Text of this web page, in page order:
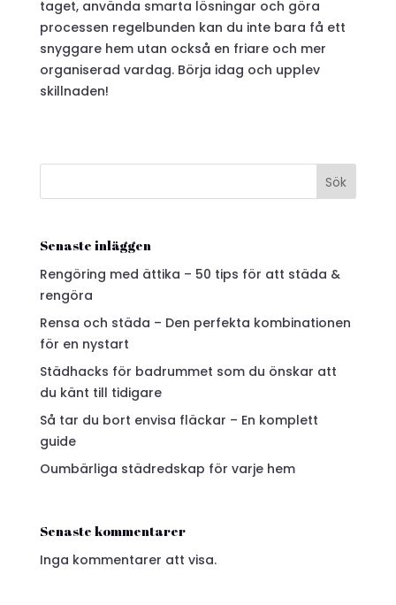
taget, använda smarta lösningar och göra
processen regelbunden kan du inte bara få ett
snyggare hem utan också en friare och mer
organiserad vardag. Börja idag och upplev
skillnaden!
Sök
Senaste inläggen
Rengöring med ättika – 50 tips för att städa &
rengöra
Rensa och städa – Den perfekta kombinationen
för en nystart
Städhacks för badrummet som du önskar att
du känt till tidigare
Så tar du bort envisa fläckar – En komplett
guide
Oumbärliga städredskap för varje hem
Senaste kommentarer
Inga kommentarer att visa.